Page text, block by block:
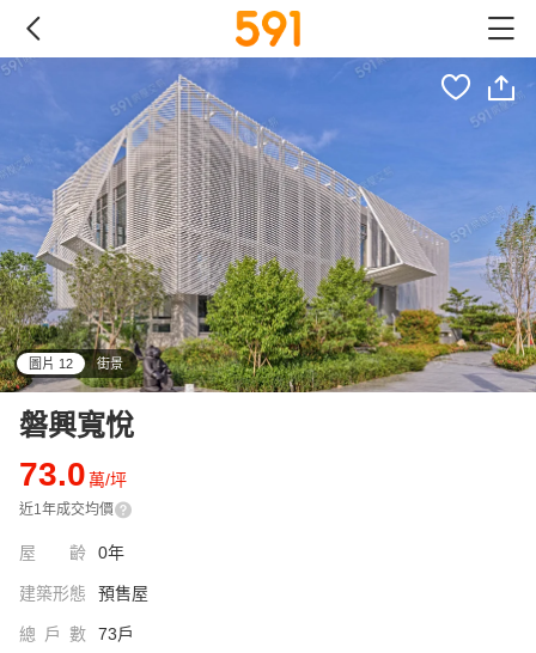
圖片 12 街景
磐興寬悅
73.0萬/坪
近1年成交均價
屋齡 0年
建築形態 預售屋
總戶數 73戶